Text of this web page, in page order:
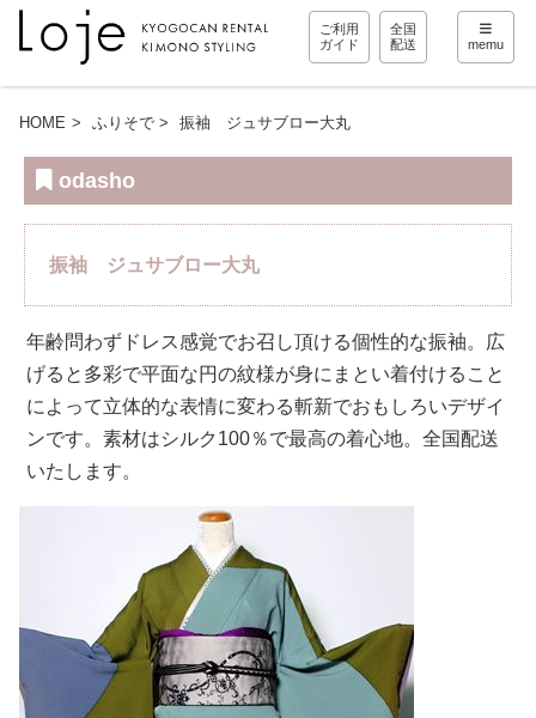
ご利用
ガイド
全国
配送
memu
HOME ふりそで 振袖 ジュサブロー大丸
odasho
振袖 ジュサブロー大丸
年齢問わずドレス感覚でお召し頂ける個性的な振袖。広
げると多彩で平面な円の紋様が身にまとい着付けること
によって立体的な表情に変わる斬新でおもしろいデザイ
ンです。素材はシルク100％で最高の着心地。全国配送
いたします。